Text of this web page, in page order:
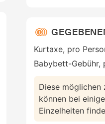
Kurtaxe, pro
Babybett-Gebühr,
Diese möglichen
können bei
Einzelheiten